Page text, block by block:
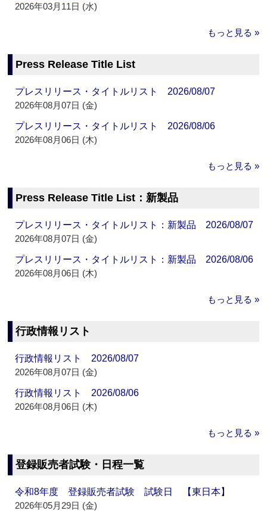
2026年03月11日 (水)
もっと見る »
Press Release Title List
プレスリリース・タイトルリスト 2026/08/07
2026年08月07日 (金)
プレスリリース・タイトルリスト 2026/08/06
2026年08月06日 (木)
もっと見る »
Press Release Title List：新製品
プレスリリース・タイトルリスト：新製品 2026/08/07
2026年08月07日 (金)
プレスリリース・タイトルリスト：新製品 2026/08/06
2026年08月06日 (木)
もっと見る »
行政情報リスト
行政情報リスト 2026/08/07
2026年08月07日 (金)
行政情報リスト 2026/08/06
2026年08月06日 (木)
もっと見る »
登録販売者試験・日程一覧
令和8年度 登録販売者試験 試験日 【東日本】
2026年05月29日 (金)